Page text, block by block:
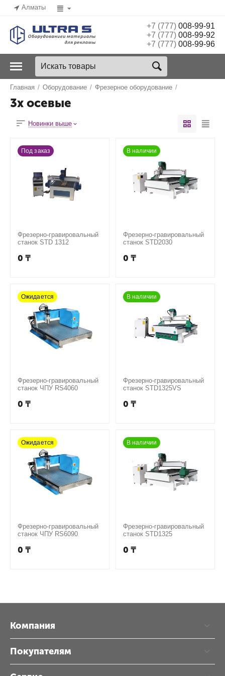
Алматы
+7 (777)008-99-91
+7 (777)008-99-92
+7 (777)008-99-96
Главная / Оборудование / Фрезерное оборудование /
3х осевые
Новинки выше
Под заказ
Фрезерно-гравировальный
станок STD 1312
0 ₸
В наличии
Фрезерно-гравировальный
станок STD2030
0 ₸
Ожидается
Фрезерно-гравировальный
станок ЧПУ RS4060
0 ₸
В наличии
Фрезерно-гравировальный
станок STD1325VS
0 ₸
Ожидается
Фрезерно-гравировальный
станок ЧПУ RS6090
0 ₸
В наличии
Фрезерно-гравировальный
станок STD1325
0 ₸
Компания
Покупателям